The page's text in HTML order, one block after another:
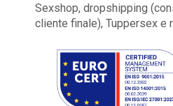
Sexshop, dropshipping
cliente finale), Tuppersex e